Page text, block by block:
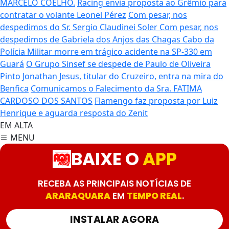
MARCELO COELHO. Racing envia proposta ao Grêmio para
contratar o volante Leonel Pérez Com pesar, nos
despedimos do Sr. Sergio Claudinei Soler Com pesar, nos
despedimos de Gabriela dos Anjos das Chagas Cabo da
Polícia Militar morre em trágico acidente na SP-330 em
Guará O Grupo Sinsef se despede de Paulo de Oliveira
Pinto Jonathan Jesus, titular do Cruzeiro, entra na mira do
Benfica Comunicamos o Falecimento da Sra. FATIMA
CARDOSO DOS SANTOS Flamengo faz proposta por Luiz
Henrique e aguarda resposta do Zenit
EM ALTA
MENU
BAIXE OAPP
RECEBA AS PRINCIPAIS NOTÍCIAS DE
ARARAQUARAEM TEMPO REAL.
INSTALAR AGORA